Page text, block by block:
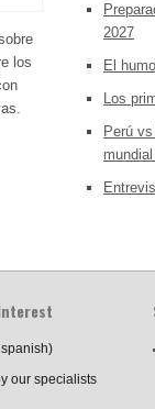
los
2027
El
Los
Perú
spanish)
our specialists